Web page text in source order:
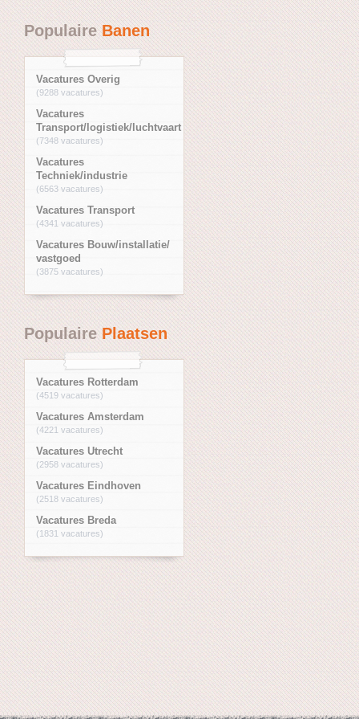
PopulaireBanen
Vacatures Overig
(9288 vacatures)
Vacatures
Transport/logistiek/luchtvaart
(7348 vacatures)
Vacatures
Techniek/industrie
(6563 vacatures)
Vacatures Transport
(4341 vacatures)
Vacatures Bouw/installatie/
vastgoed
(3875 vacatures)
PopulairePlaatsen
Vacatures Rotterdam
(4519 vacatures)
Vacatures Amsterdam
(4221 vacatures)
Vacatures Utrecht
(2958 vacatures)
Vacatures Eindhoven
(2518 vacatures)
Vacatures Breda
(1831 vacatures)